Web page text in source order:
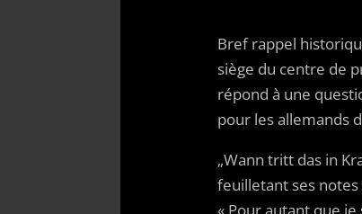
Bref rappel
siège du centre de
répond à une
pour les allemands
„Wann tritt das in
feuilletant ses
« Pour autant que